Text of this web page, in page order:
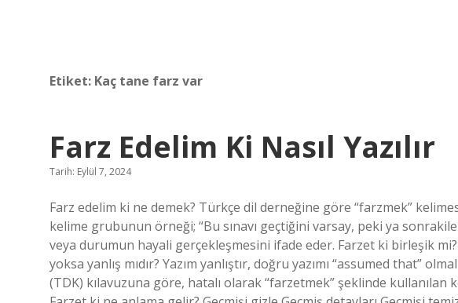
Etiket: Kaç tane farz var
Farz Edelim Ki Nasıl Yazılır
Tarih: Eylül 7, 2024
Farz edelim ki ne demek? Türkçe dil derneğine göre “farzmek”
kelime grubunun örneği; “Bu sınavı geçtiğini varsay, peki ya
veya durumun hayali gerçekleşmesini ifade eder. Farzet ki birleşik
yoksa yanlış mıdır? Yazım yanlıştır, doğru yazımı “assumed that”
(TDK) kılavuzuna göre, hatalı olarak “farzetmek” şeklinde kullanılan